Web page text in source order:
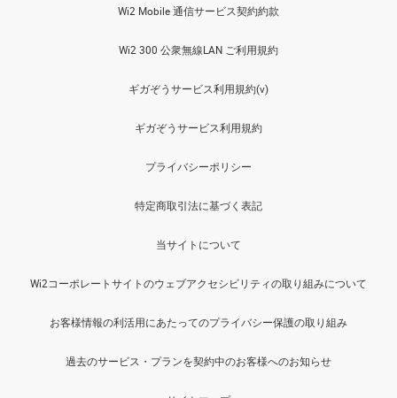
Wi2 Mobile 通信サービス契約約款
Wi2 300 公衆無線LAN ご利用規約
ギガぞうサービス利用規約(v)
ギガぞうサービス利用規約
プライバシーポリシー
特定商取引法に基づく表記
当サイトについて
Wi2コーポレートサイトのウェブアクセシビリティの取り組みについて
お客様情報の利活用にあたってのプライバシー保護の取り組み
過去のサービス・プランを契約中のお客様へのお知らせ